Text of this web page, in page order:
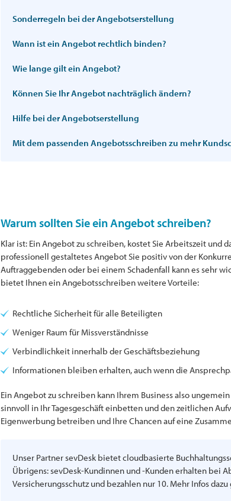
Sonderregeln bei der Angebotserstellung
Wann ist ein Angebot rechtlich binden?
Wie lange gilt ein Angebot?
Können Sie Ihr Angebot nachträglich ändern?
Hilfe bei der Angebotserstellung
Mit dem passenden Angebotsschreiben zu mehr
Warum sollten Sie ein Angebot schreiben?
Klar ist: Ein Angebot zu schreiben, kostet Sie Arbeitszeit und
professionell gestaltetes Angebot Sie positiv von der
Auftraggebenden oder bei einem Schadenfall kann es sehr
bietet Ihnen ein Angebotsschreiben weitere Vorteile:
Rechtliche Sicherheit für alle Beteiligten
Weniger Raum für Missverständnisse
Verbindlichkeit innerhalb der Geschäftsbeziehung
Informationen bleiben erhalten, auch wenn die
Ein Angebot zu schreiben kann Ihrem Business also
sinnvoll in Ihr Tagesgeschäft einbetten und den zeitlichen
Eigenwerbung betreiben und Ihre Chancen auf eine
Unser Partner sevDesk bietet cloudbasierte
Übrigens: sevDesk-Kundinnen und -Kunden erhalten bei
Versicherungsschutz und bezahlen nur 10. Mehr Infos